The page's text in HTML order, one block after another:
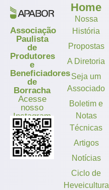
Associação
Paulista
de
Produtores
e
Beneficiadores
de
Borracha
Acesse
nosso
Instagram
Home
Nossa
História
Propostas
A Diretoria
Seja um
Associado
Boletim e
Notas
Técnicas
Artigos
Notícias
Ciclo de
Heveicultura